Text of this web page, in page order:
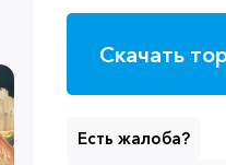
Скачать
Есть жалоба?